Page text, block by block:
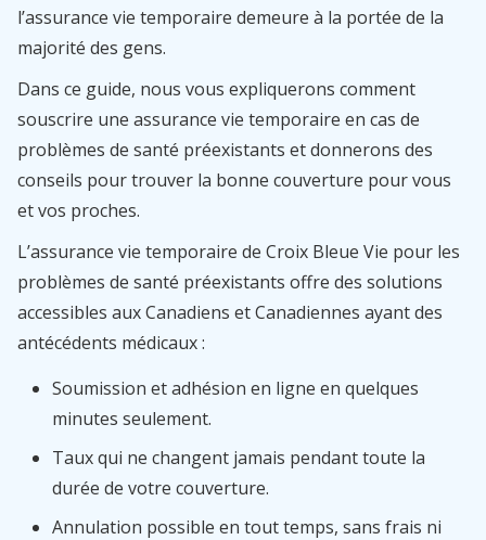
l’assurance vie temporaire demeure à la portée de la
majorité des gens.
Dans ce guide, nous vous expliquerons comment
souscrire une assurance vie temporaire en cas de
problèmes de santé préexistants et donnerons des
conseils pour trouver la bonne couverture pour vous
et vos proches.
L’assurance vie temporaire de Croix Bleue Vie pour les
problèmes de santé préexistants offre des solutions
accessibles aux Canadiens et Canadiennes ayant des
antécédents médicaux :
Soumission et adhésion en ligne en quelques
minutes seulement.
Taux qui ne changent jamais pendant toute la
durée de votre couverture.
Annulation possible en tout temps, sans frais ni